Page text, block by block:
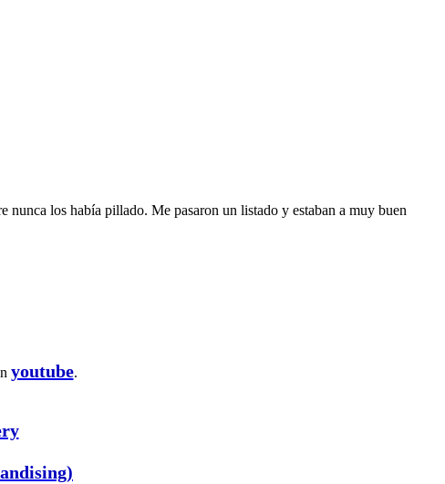
nunca los había pillado. Me pasaron un listado y estaban a muy buen
youtube.